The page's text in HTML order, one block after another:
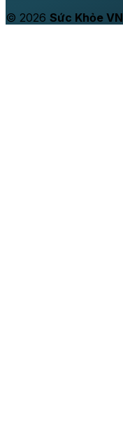
© 2026 Sức Khỏe VN